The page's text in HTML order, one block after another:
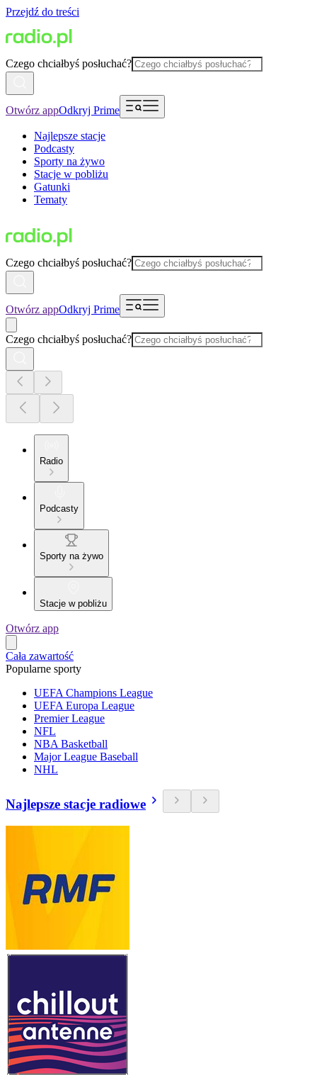
Przejdź do treści
Czego chciałbyś posłuchać?
Otwórz appOdkryj Prime
Najlepsze stacje
Podcasty
Sporty na żywo
Stacje w pobliżu
Gatunki
Tematy
Czego chciałbyś posłuchać?
Otwórz appOdkryj Prime
Czego chciałbyś posłuchać?
Radio
Podcasty
Sporty na żywo
Stacje w pobliżu
Otwórz app
Cała zawartość
Popularne sporty
UEFA Champions League
UEFA Europa League
Premier League
NFL
NBA Basketball
Major League Baseball
NHL
Najlepsze stacje radiowe